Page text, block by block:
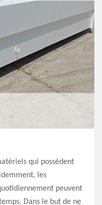
qui possèdent
les
peuvent
Dans le but de ne